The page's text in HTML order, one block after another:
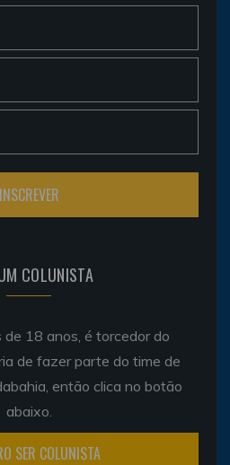
COLUNISTA
18 anos, é torcedor do
de fazer parte do time de
então clica no botão
abaixo.
SER COLUNISTA